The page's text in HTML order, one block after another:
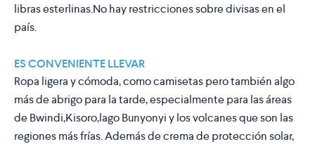
libras esterlinas.No hay restricciones sobre divisas en el
país.
ES CONVENIENTE LLEVAR
Ropa ligera y cómoda, como camisetas pero también algo
más de abrigo para la tarde, especialmente para las áreas
de Bwindi,Kisoro,lago Bunyonyi y los volcanes que son las
regiones más frías. Además de crema de protección solar,